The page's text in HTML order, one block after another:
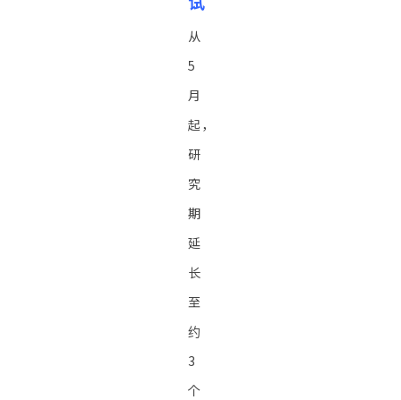
从
5
月
起，
研
究
期
延
长
至
约
3
个